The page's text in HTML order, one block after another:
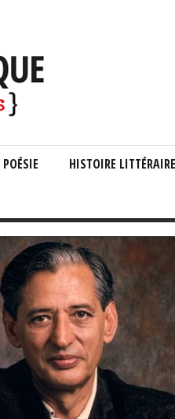
POÉSIE HISTOIRE LITTÉRAIRE